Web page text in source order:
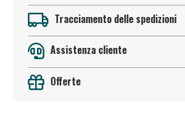
Tracciamento delle spedizioni
Assistenza cliente
Offerte
Sconto fino al 55%